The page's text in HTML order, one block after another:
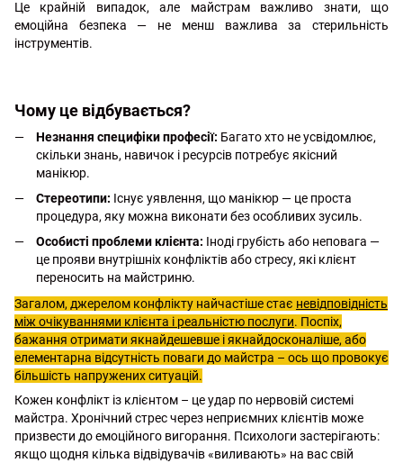
Це крайній випадок, але майстрам важливо знати, що
емоційна безпека — не менш важлива за стерильність
інструментів.
Чому це відбувається?
Незнання специфіки професії: Багато хто не усвідомлює,
скільки знань, навичок і ресурсів потребує якісний
манікюр.
Стереотипи: Існує уявлення, що манікюр — це проста
процедура, яку можна виконати без особливих зусиль.
Особисті проблеми клієнта: Іноді грубість або неповага —
це прояви внутрішніх конфліктів або стресу, які клієнт
переносить на майстриню.
Загалом, джерелом конфлікту найчастіше стає невідповідність
між очікуваннями клієнта і реальністю послуги. Поспіх,
бажання отримати якнайдешевше і якнайдосконаліше, або
елементарна відсутність поваги до майстра – ось що провокує
більшість напружених ситуацій.
Кожен конфлікт із клієнтом – це удар по нервовій системі
майстра. Хронічний стрес через неприємних клієнтів може
призвести до емоційного вигорання. Психологи застерігають:
якщо щодня кілька відвідувачів «виливають» на вас свій